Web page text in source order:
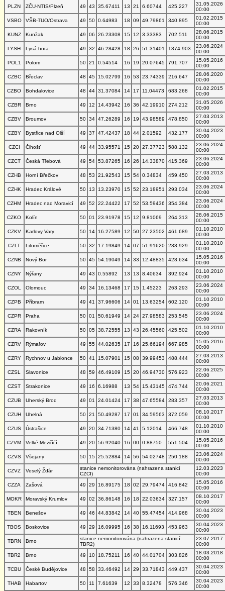
PLZN
ZČU-NTIS/Plzeň 49 43 35.67411 13 21 6.60744 425.227
31.05.2026
00:00
VSBO
VŠB-TUO/Ostrava 49 50 0.64983 18 09 49.79861 340.895
01.02.2015
00:00
KUNZ
Kunžak 49 06 26.23308 15 12 3.33383 702.511
28.06.2015
00:00
LYSH
Lysá hora 49 32 46.28428 18 26 51.31401 1374.903
23.06.2024
00:00
POL1
Polom 50 21 0.54514 16 19 20.07645 791.707
15.05.2016
00:00
CZBC
Břeclav 48 45 15.02799 16 53 23.74339 216.647
28.06.2020
00:00
CZBO
Bohdalovice 48 44 31.37084 14 17 11.04473 683.268
01.02.2015
00:00
CZBR
Brno 49 12 14.43942 16 36 42.19910 274.212
31.05.2026
00:00
CZBV
Broumov 50 34 47.26289 16 19 43.98589 478.850
27.03.2013
00:00
CZBY
Bystřice nad Olší 49 37 47.42437 18 44 2.01592 432.177
30.04.2023
00:00
CZCI
Čihošť 49 44 33.95571 15 20 27.37723 588.132
23.06.2024
00:00
CZCT
Česká Třebová 49 54 53.87265 16 26 14.33870 415.369
23.06.2024
00:00
CZHB
Horní Břečkov 48 53 21.92543 15 54 0.34834 459.450
27.03.2013
00:00
CZHK
Hradec Králové 50 13 13.23970 15 52 23.18951 293.034
23.06.2024
00:00
CZHM
Hradec nad Moravicí 49 52 22.24422 17 52 53.59436 354.384
23.06.2024
00:00
CZKO
Kolín 50 01 23.91978 15 12 9.81069 264.313
28.06.2015
00:00
CZKV
Karlovy Vary 50 14 16.27589 12 50 27.23502 461.689
01.10.2010
00:00
CZLT
Litoměřice 50 32 17.19849 14 07 51.91620 233.929
01.10.2010
00:00
CZNB
Nový Bor 50 45 54.19049 14 33 12.48835 428.634
15.05.2016
00:00
CZNY
Nýřany 49 43 0.55892 13 13 8.40634 392.924
01.10.2010
00:00
CZOL
Olomouc 49 34 16.13468 17 15 1.45223 263.293
23.06.2024
00:00
CZPB
Příbram 49 41 37.96606 14 01 13.63254 602.120
01.10.2010
00:00
CZPR
Praha 50 01 50.61949 14 24 27.98583 253.545
23.06.2024
00:00
CZRA
Rakovník 50 05 38.72555 13 43 26.45560 425.502
01.10.2010
00:00
CZRV
Rýmařov 49 55 44.02635 17 16 25.66194 667.985
15.05.2016
00:00
CZRY
Rychnov u Jablonce 50 41 15.07901 15 08 39.99453 488.444
27.03.2013
00:00
CZSL
Slavonice 48 59 46.49109 15 20 46.94730 576.923
22.06.2025
00:00
CZST
Strakonice 49 16 6.16988 13 54 15.43145 474.744
20.06.2021
00:00
CZUB
Uherský Brod 49 01 24.01424 17 38 47.65584 283.357
27.03.2013
00:00
CZUH
Uhelná 50 21 50.49287 17 01 34.59563 372.059
08.10.2017
00:00
CZUS
Ústrašice 49 20 34.71380 14 41 5.12014 466.748
01.10.2010
00:00
CZVM
Velké Meziříčí 49 20 56.92040 16 00 0.88750 551.504
15.05.2016
00:00
CZVS
Všejany 50 15 25.52884 14 56 54.02748 250.188
23.06.2024
00:00
CZVZ
Veselý Žďár
stanice nemonitorována (nahrazena stanicí
CZCI)
12.03.2023
00:00
CZZA
Zašová 49 29 16.89175 18 02 29.79474 416.842
15.05.2016
00:00
MOKR
Moravský Krumlov 49 02 36.86148 16 18 22.03634 327.157
08.10.2017
00:00
TBEN
Benešov 49 46 44.83842 14 40 55.47454 414.968
30.04.2023
00:00
TBOS
Boskovice 49 29 16.09995 16 38 16.11693 453.963
30.04.2023
00:00
TBRN
Brno
stanice nemonitorována (nahrazena stanicí
TBR2)
23.07.2017
00:00
TBR2
Brno 49 10 18.75211 16 40 44.01704 303.826
18.03.2018
00:00
TCBU
České Budějovice 48 58 33.46492 14 29 33.71843 449.437
30.04.2023
00:00
THAB
Habartov 50 11 7.61639 12 33 8.32478 576.346
30.04.2023
00:00